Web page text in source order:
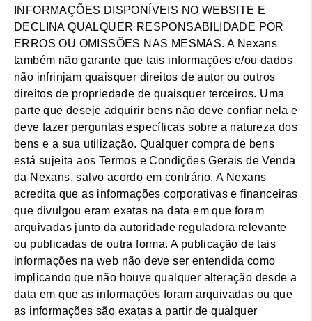
INFORMAÇÕES DISPONÍVEIS NO WEBSITE E
DECLINA QUALQUER RESPONSABILIDADE POR
ERROS OU OMISSÕES NAS MESMAS. A Nexans
também não garante que tais informações e/ou dados
não infrinjam quaisquer direitos de autor ou outros
direitos de propriedade de quaisquer terceiros. Uma
parte que deseje adquirir bens não deve confiar nela e
deve fazer perguntas específicas sobre a natureza dos
bens e a sua utilização. Qualquer compra de bens
está sujeita aos Termos e Condições Gerais de Venda
da Nexans, salvo acordo em contrário. A Nexans
acredita que as informações corporativas e financeiras
que divulgou eram exatas na data em que foram
arquivadas junto da autoridade reguladora relevante
ou publicadas de outra forma. A publicação de tais
informações na web não deve ser entendida como
implicando que não houve qualquer alteração desde a
data em que as informações foram arquivadas ou que
as informações são exatas a partir de qualquer